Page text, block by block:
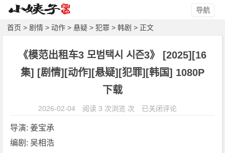
导航
首页 > 剧情 >动作 >悬疑 >犯罪 >韩剧 > 正文
《模范出租车3 모범택시 시즌3》 [2025][16
集] [剧情][动作][悬疑][犯罪][韩国] 1080P
下载
2026-02-04 阅读 3 次浏览 次
《模
已关闭评论
导演: 姜宝承
编剧: 吴相浩